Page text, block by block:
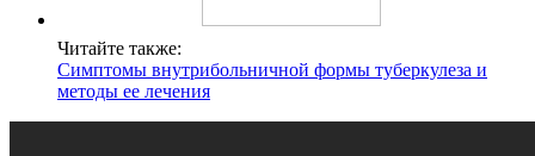
Читайте также:
Симптомы внутрибольничной формы туберкулеза и
методы ее лечения